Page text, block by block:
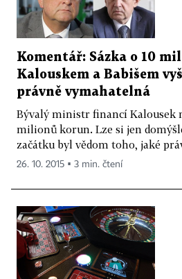
Komentář: Sázka o 10
Kalouskem a Babišem
právně vymahatelná
Bývalý ministr financí Kalousek
milionů korun. Lze si jen
začátku byl vědom toho, jaké
26. 10. 2015 ▪ 3 min. čtení